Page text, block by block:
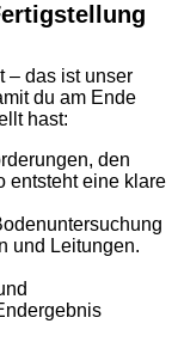
– das ist unser
du am Ende
hast:
den
entsteht eine klare
und Leitungen.